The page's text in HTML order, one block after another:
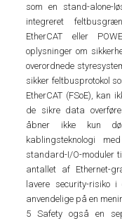
som en stand-
integreret
EtherCAT eller
oplysninger om
overordnede
sikker feltbusprotokol
EtherCAT (FSoE), kan
de sikre data
åbner ikke kun
kablingsteknologi
standard-I/O-moduler
antallet af Ethernet-
lavere security-risiko
anvendelige på en
5 Safety også en